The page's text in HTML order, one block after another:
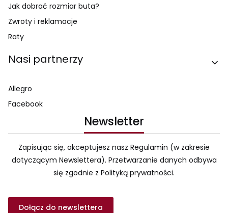
Jak dobrać rozmiar buta?
Zwroty i reklamacje
Raty
Nasi partnerzy
Allegro
Facebook
Newsletter
Dołącz do newslettera
Zapisując się, akceptujesz nasz Regulamin (w zakresie
dotyczącym Newslettera). Przetwarzanie danych odbywa
się zgodnie z Polityką prywatności.